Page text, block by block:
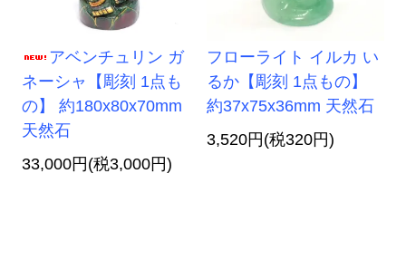
アベンチュリン ガ
ネーシャ【彫刻 1点も
の】 約180x80x70mm
天然石
33,000円(税3,000円)
フローライト イルカ い
るか【彫刻 1点もの】
約37x75x36mm 天然石
3,520円(税320円)